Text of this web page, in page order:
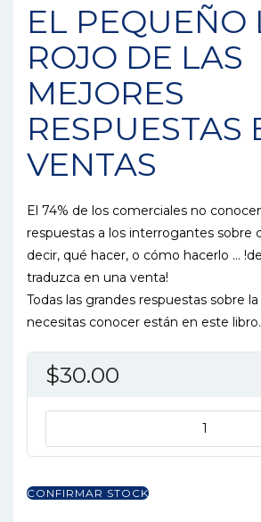
EL PEQUEÑO
ROJO DE LAS
MEJORES
RESPUESTAS
VENTAS
El 74% de los comerciales no
respuestas a los interrogantes sobre
decir, qué hacer, o cómo hacerlo …
traduzca en una venta!
Todas las grandes respuestas sobre
necesitas conocer están en este libro.
$30.00
ROJO
CONFIRMAR STOCK